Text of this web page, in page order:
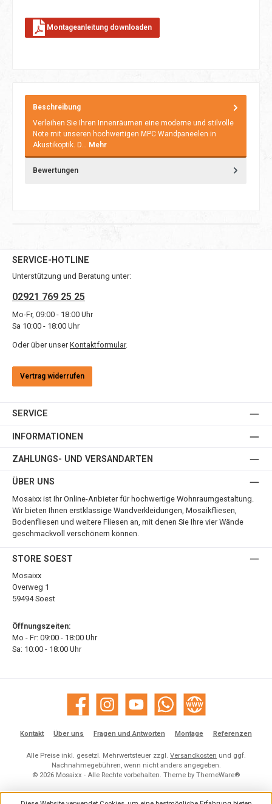
Montageanleitung downloaden
Beschreibung
Verleihen Sie Ihren Innenräumen eine moderne und stilvolle
Note mit unseren hochwertigen MPC Wandpaneelen in
Akustikoptik. D… Mehr
Bewertungen
SERVICE-HOTLINE
Unterstützung und Beratung unter:
02921 769 25 25
Mo-Fr, 09:00 - 18:00 Uhr
Sa 10:00 - 18:00 Uhr
Oder über unser Kontaktformular.
Vertrag widerrufen
SERVICE
INFORMATIONEN
ZAHLUNGS- UND VERSANDARTEN
ÜBER UNS
Mosaixx ist Ihr Online-Anbieter für hochwertige Wohnraumgestaltung.
Wir bieten Ihnen erstklassige Wandverkleidungen, Mosaikfliesen,
Bodenfliesen und weitere Fliesen an, mit denen Sie Ihre vier Wände
geschmackvoll verschönern können.
STORE SOEST
Mosaixx
Overweg 1
59494 Soest
Öffnungszeiten:
Mo - Fr: 09:00 - 18:00 Uhr
Sa: 10:00 - 18:00 Uhr
Facebook Instagram YouTube WhatsApp Website
Kontakt Über uns Fragen und Antworten Montage Referenzen
Alle Preise inkl. gesetzl. Mehrwertsteuer zzgl. Versandkosten und ggf.
Nachnahmegebühren, wenn nicht anders angegeben.
© 2026 Mosaixx - Alle Rechte vorbehalten. Theme by ThemeWare®